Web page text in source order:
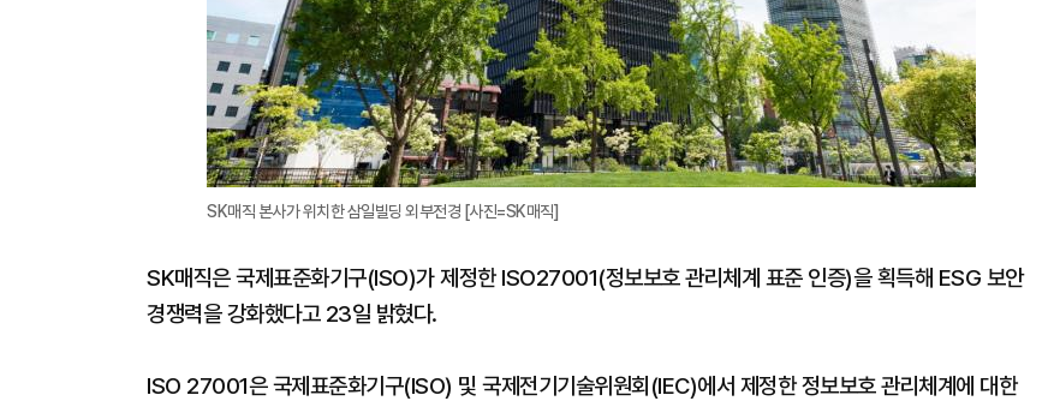
SK매직 본사가 위치한 삼일빌딩 외부전경 [사진=SK매직]
SK매직은 국제표준화기구(ISO)가 제정한 ISO27001(정보보호 관리체계 표준 인증)을 획득해 ESG 보안
경쟁력을 강화했다고 23일 밝혔다.
ISO 27001은 국제표준화기구(ISO) 및 국제전기기술위원회(IEC)에서 제정한 정보보호 관리체계에 대한